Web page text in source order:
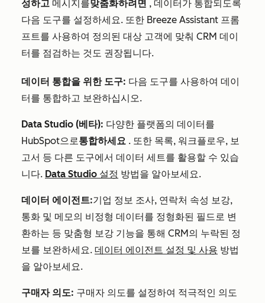
성하고 메시지를맞춤화하려면 , 데이터가 통합되도록
다음 도구를 설정하세요. 또한 Breeze Assistant 프롬
프트를 사용하여 정의된 대상 고객에 맞춰 CRM 데이
터를 점검하는 것도 권장됩니다.
데이터 통합을 위한 도구: 다음 도구를 사용하여 데이
터를 통합하고 보완하십시오.
Data Studio (베타): 다양한 플랫폼의 데이터를
HubSpot으로통합하세요 . 또한 목록, 워크플로우, 보
고서 등 다른 도구에서 데이터 세트를 활용할 수 있습
니다. Data Studio 설정 방법을 알아보세요.
데이터 에이전트:기업 정보 조사, 연락처 속성 보강,
통화 및 메모의 비정형 데이터를 정형화된 필드로 변
환하는 등 맞춤형 보강 기능을 통해 CRM의 누락된 정
보를 보완하세요. 데이터 에이전트 설정 및 사용 방법
을 알아보세요.
구매자 의도: 구매자 의도를 설정하여 적극적인 의도